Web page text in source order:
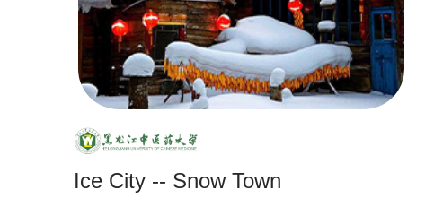
Ice City -- Snow Town